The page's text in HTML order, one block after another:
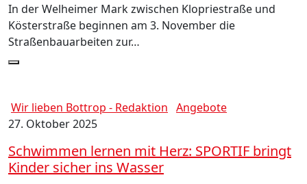
In der Welheimer Mark zwischen Klopriestraße und
Kösterstraße beginnen am 3. November die
Straßenbauarbeiten zur…
Wir lieben Bottrop - Redaktion Angebote
27. Oktober 2025
Schwimmen lernen mit Herz: SPORTIF bringt
Kinder sicher ins Wasser